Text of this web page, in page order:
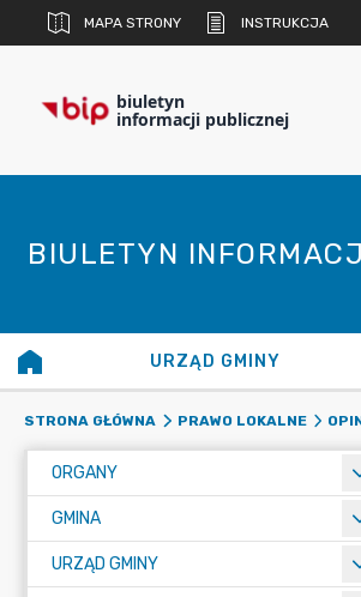
MAPA STRONY INSTRUKCJA
biuletyn
informacji publicznej
BIULETYN
URZĄD GMINY
STRONA GŁÓWNA PRAWO LOKALNE
ORGANY
GMINA
URZĄD GMINY